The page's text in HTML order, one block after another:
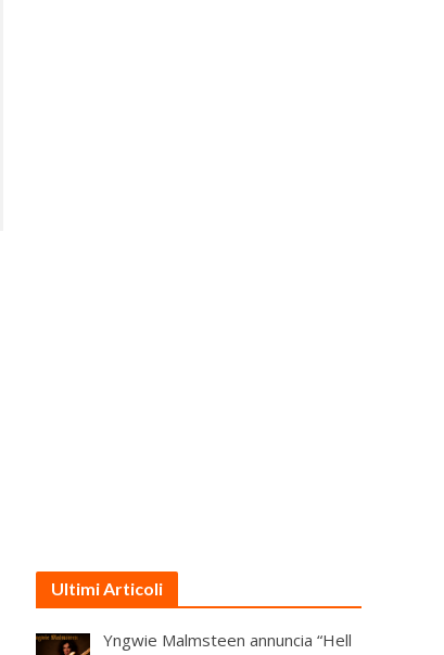
Ultimi Articoli
Yngwie Malmsteen annuncia “Hell